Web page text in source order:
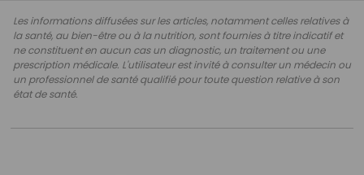
Les informations diffusées sur les articles, notamment celles relatives à
la santé, au bien-être ou à la nutrition, sont fournies à titre indicatif et
ne constituent en aucun cas un diagnostic, un traitement ou une
prescription médicale. L'utilisateur est invité à consulter un médecin ou
un professionnel de santé qualifié pour toute question relative à son
état de santé.